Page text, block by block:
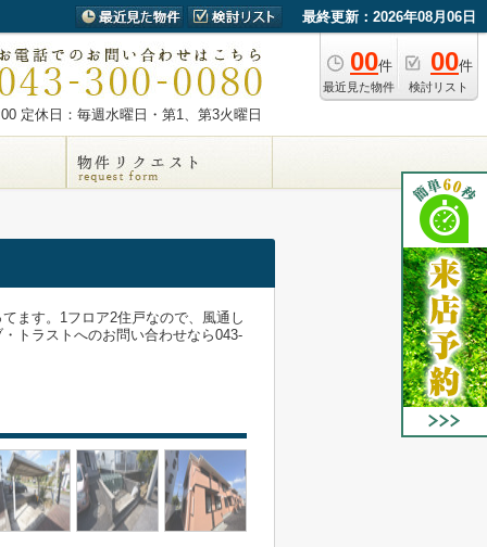
最終更新：2026年08月06日
00件
最近見た物件
00件
検討リスト
定休日：毎週水曜日・第1、第3火曜日
ます。1フロア2住戸なので、風通し
トラストへのお問い合わせなら043-